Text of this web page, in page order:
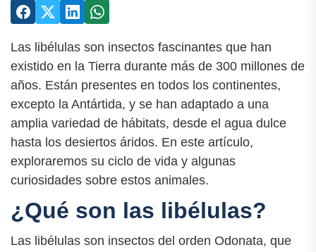
Las libélulas son insectos fascinantes que han
existido en la Tierra durante más de 300 millones de
años. Están presentes en todos los continentes,
excepto la Antártida, y se han adaptado a una
amplia variedad de hábitats, desde el agua dulce
hasta los desiertos áridos. En este artículo,
exploraremos su ciclo de vida y algunas
curiosidades sobre estos animales.
¿Qué son las libélulas?
Las libélulas son insectos del orden Odonata, que